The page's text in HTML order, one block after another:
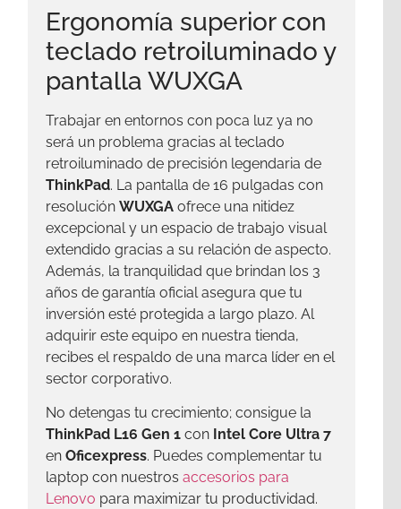
Ergonomía superior con
teclado retroiluminado y
pantalla WUXGA
Trabajar en entornos con poca luz ya no
será un problema gracias al teclado
retroiluminado de precisión legendaria de
ThinkPad. La pantalla de 16 pulgadas con
resolución WUXGA ofrece una nitidez
excepcional y un espacio de trabajo visual
extendido gracias a su relación de aspecto.
Además, la tranquilidad que brindan los 3
años de garantía oficial asegura que tu
inversión esté protegida a largo plazo. Al
adquirir este equipo en nuestra tienda,
recibes el respaldo de una marca líder en el
sector corporativo.
No detengas tu crecimiento; consigue la
ThinkPad L16 Gen 1 con Intel Core Ultra 7
en Oficexpress. Puedes complementar tu
laptop con nuestros accesorios para
Lenovo para maximizar tu productividad.